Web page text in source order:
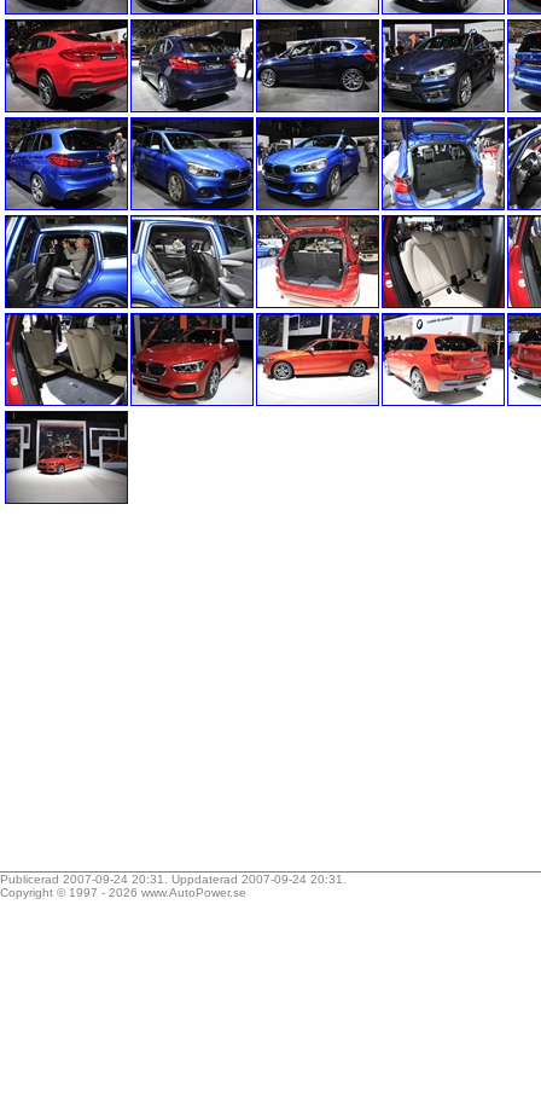
Publicerad 2007-09-24 20:31. Uppdaterad 2007-09-24 20:31.
Copyright © 1997 - 2026 www.AutoPower.se